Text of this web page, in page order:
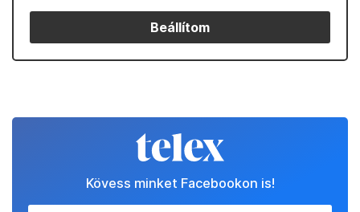
Beállítom
Kövess minket Facebookon is!